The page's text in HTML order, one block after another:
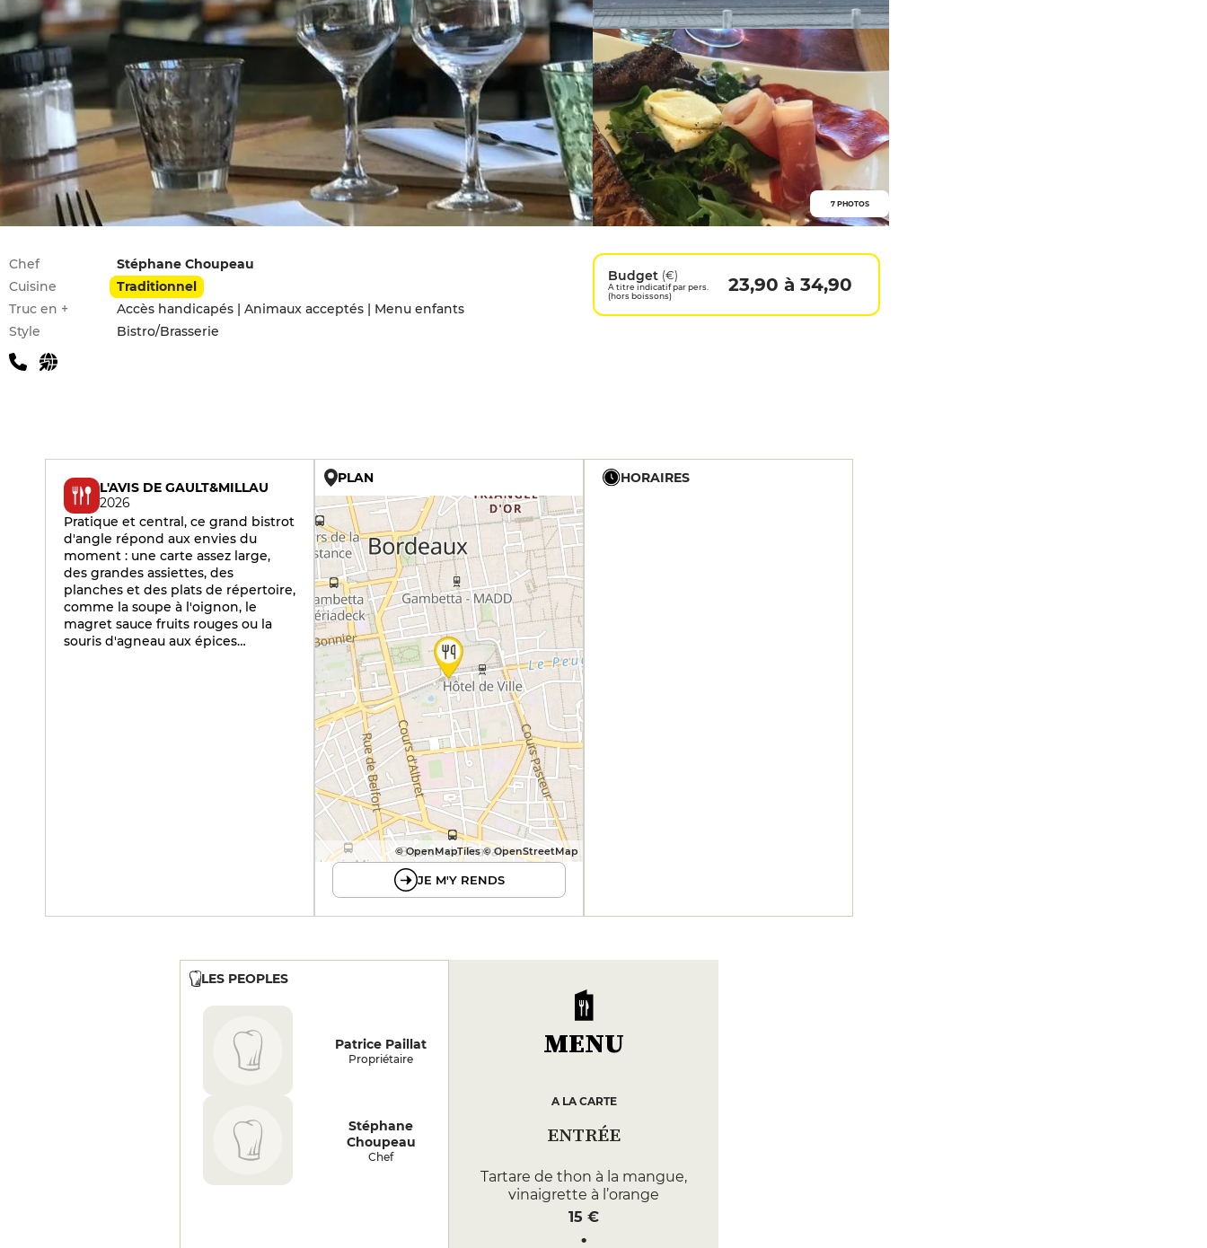
7 PHOTOS
Infos pratiques
Chef
Stéphane Choupeau
Cuisine
Traditionnel
Truc en +
Accès handicapés | Animaux acceptés | Menu enfants
Style
Bistro/Brasserie
Budget (€)
A titre indicatif par pers.
(hors boissons)
23,90 à 34,90
L'AVIS DE GAULT&MILLAU
2026
Pratique et central, ce grand bistrot
d'angle répond aux envies du
moment : une carte assez large,
des grandes assiettes, des
planches et des plats de répertoire,
comme la soupe à l'oignon, le
magret sauce fruits rouges ou la
souris d'agneau aux épices…
PLAN
© OpenMapTiles © OpenStreetMap
JE M'Y RENDS
HORAIRES
LES PEOPLES
Patrice Paillat
Propriétaire
Stéphane
Choupeau
Chef
MENU
A LA CARTE
ENTRÉE
Tartare de thon à la mangue,
vinaigrette à l’orange
15 €